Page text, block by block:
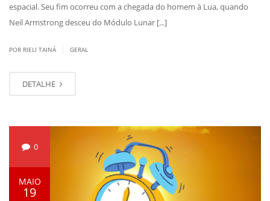
espacial. Seu fim ocorreu com a chegada do homem à Lua, quando
Neil Armstrong desceu do Módulo Lunar [...]
POR RIELI TAINÁ GERAL
DETALHE
0
MAIO
19